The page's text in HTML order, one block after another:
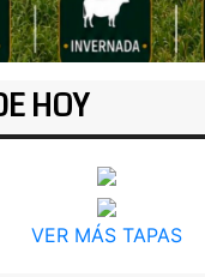
HOY
VER MÁS TAPAS